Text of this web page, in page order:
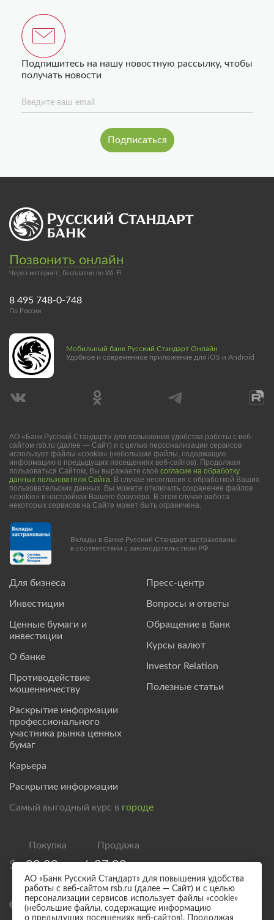
Подпишитесь на нашу новостную рассылку, чтобы
получать новости
Введите ваш email
Позвонить онлайн
Через интернет, бесплатно по Wi-Fi
8 495 748-0-748
По России
Для бизнеса
Инвестиции
Ценные бумаги и
инвестиции
О банке
Противодействие
мошенничеству
Раскрытие информации
профессионального
участника рынка ценных
бумаг
Карьера
Раскрытие информации
Пресс-центр
Вопросы и ответы
Обращение в банк
Курсы валют
Investor Relation
Полезные статьи
Мобильный банк Русский Стандарт Онлайн
Удобное и современное приложение для iOS и Android
АО «Банк Русский Стандарт» для повышения удобства работы с веб-
сайтом rsb.ru (далее — Сайт) и с целью персонализации сервисов
использует файлы «cookie» (небольшие файлы, содержащие
информацию о предыдущих посещениях веб-сайтов). Продолжая
пользоваться Сайтом, Вы выражаете своё согласие на обработку
данных пользователя Сайта. В случае несогласия с обработкой Ваших
пользовательских данных Вы можете отключить сохранение файлов
«cookie» в настройках Вашего браузера. В этом случае работа
некоторых сервисов на Сайте может быть ограничена.
Вклады в Банке Русский Стандарт застрахованы
в соответствии с законодательством РФ
Самый выгодный курс в городе
$ 82,00 / 87,00
€ 94,00 / 99,00
АО «Банк Русский Стандарт» для повышения удобства
работы с веб-сайтом rsb.ru (далее — Сайт) и с целью
персонализации сервисов использует файлы «cookie»
(небольшие файлы, содержащие информацию
о предыдущих посещениях веб-сайтов). Продолжая